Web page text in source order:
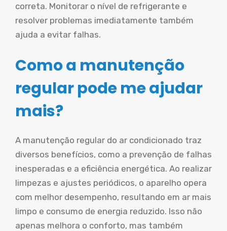
correta. Monitorar o nível de refrigerante e
resolver problemas imediatamente também
ajuda a evitar falhas.
Como a manutenção
regular pode me ajudar
mais?
A manutenção regular do ar condicionado traz
diversos benefícios, como a prevenção de falhas
inesperadas e a eficiência energética. Ao realizar
limpezas e ajustes periódicos, o aparelho opera
com melhor desempenho, resultando em ar mais
limpo e consumo de energia reduzido. Isso não
apenas melhora o conforto, mas também